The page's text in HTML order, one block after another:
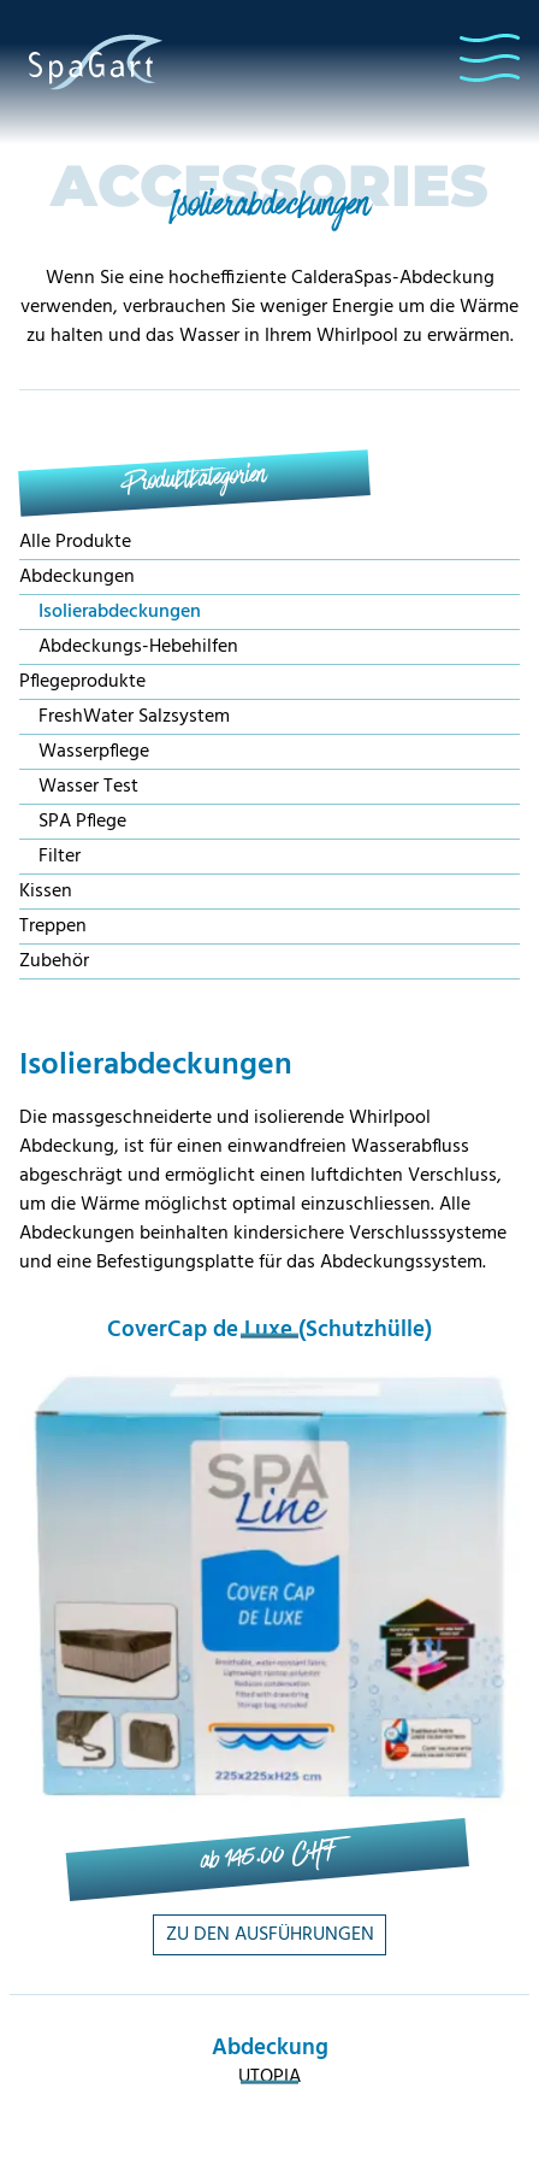
ACCESSORIES
Isolierabdeckungen
Wenn Sie eine hocheffiziente CalderaSpas-Abdeckung
verwenden, verbrauchen Sie weniger Energie um die Wärme
zu halten und das Wasser in Ihrem Whirlpool zu erwärmen.
Produktkategorien
Alle Produkte
Abdeckungen
Isolierabdeckungen
Abdeckungs-Hebehilfen
Pflegeprodukte
FreshWater Salzsystem
Wasserpflege
Wasser Test
SPA Pflege
Filter
Kissen
Treppen
Zubehör
Isolierabdeckungen
Die massgeschneiderte und isolierende Whirlpool
Abdeckung, ist für einen einwandfreien Wasserabfluss
abgeschrägt und ermöglicht einen luftdichten Verschluss,
um die Wärme möglichst optimal einzuschliessen. Alle
Abdeckungen beinhalten kindersichere Verschlusssysteme
und eine Befestigungsplatte für das Abdeckungssystem.
CoverCap de Luxe (Schutzhülle)
ab 145.00 CHF
ZU DEN AUSFÜHRUNGEN
Abdeckung
UTOPIA